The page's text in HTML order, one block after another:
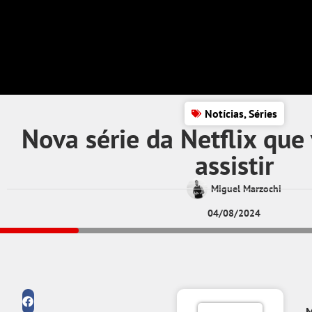
Notícias,Séries
Nova série da Netflix que
assistir
Miguel Marzochi
04/08/2024